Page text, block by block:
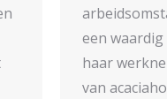
een
haar
van